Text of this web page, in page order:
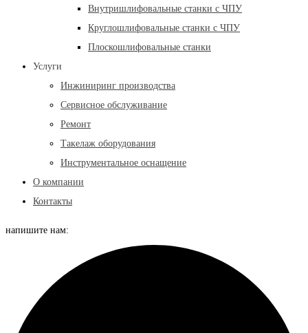
Внутришлифовальные станки с ЧПУ
Круглошлифовальные станки с ЧПУ
Плоскошлифовальные станки
Услуги
Инжиниринг производства
Сервисное обслуживание
Ремонт
Такелаж оборудования
Инструментальное оснащение
О компании
Контакты
напишите нам: